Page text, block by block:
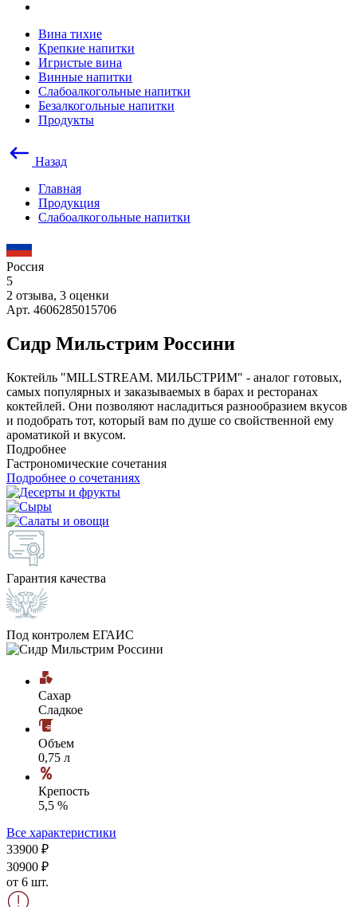
Вина тихие
Крепкие напитки
Игристые вина
Винные напитки
Слабоалкогольные напитки
Безалкогольные напитки
Продукты
Назад
Главная
Продукция
Слабоалкогольные напитки
Россия
5
2 отзыва, 3 оценки
Арт. 4606285015706
Сидр Мильстрим Россини
Коктейль "MILLSTREAM. МИЛЬСТРИМ" - аналог готовых,
самых популярных и заказываемых в барах и ресторанах
коктейлей. Они позволяют насладиться разнообразием вкусов
и подобрать тот, который вам по душе со свойственной ему
ароматикой и вкусом.
Подробнее
Гастрономические сочетания
Подробнее о сочетаниях
Гарантия качества
Под контролем ЕГАИС
Сахар
Сладкое
Объем
0,75 л
Крепость
5,5 %
Все характеристики
33900 ₽
30900 ₽
от 6 шт.